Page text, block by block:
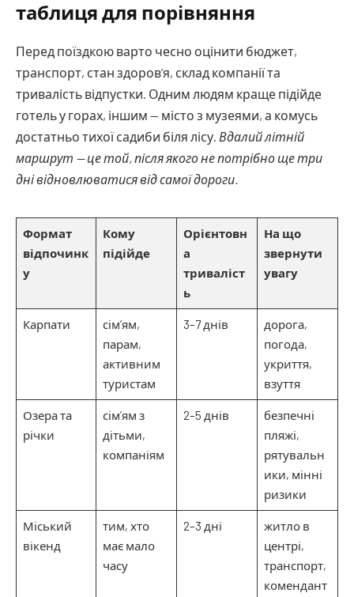
таблиця для порівняння
Перед поїздкою варто чесно оцінити бюджет,
транспорт, стан здоров’я, склад компанії та
тривалість відпустки. Одним людям краще підійде
готель у горах, іншим — місто з музеями, а комусь
достатньо тихої садиби біля лісу. Вдалий літній
маршрут — це той, після якого не потрібно ще три
дні відновлюватися від самої дороги.
Формат
відпочинк
у
Кому
підійде
Орієнтовн
а
триваліст
ь
На що
звернути
увагу
Карпати
сім’ям,
парам,
активним
туристам
3–7 днів
дорога,
погода,
укриття,
взуття
Озера та
річки
сім’ям з
дітьми,
компаніям
2–5 днів
безпечні
пляжі,
рятувальн
ики, мінні
ризики
Міський
вікенд
тим, хто
має мало
часу
2–3 дні
житло в
центрі,
транспорт,
комендант